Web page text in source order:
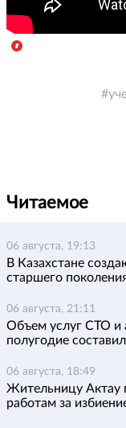
Читаемое
06 августа, 19:13
В Казахстане
старшего
06 августа, 21:11
Объем услуг СТО и
полугодие
06 августа, 18:49
Жительницу Актау
работам за